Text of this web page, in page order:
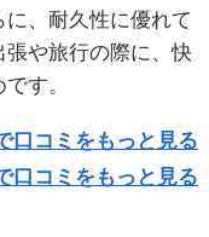
、耐久性に優れて
や旅行の際に、快
す。
口コミをもっと見る
口コミをもっと見る